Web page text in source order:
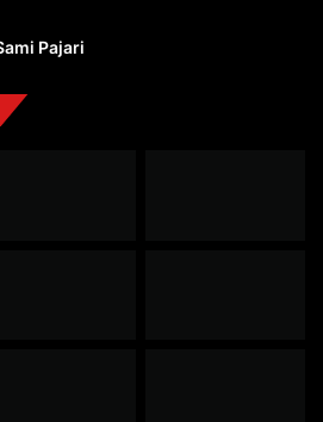
Pajari